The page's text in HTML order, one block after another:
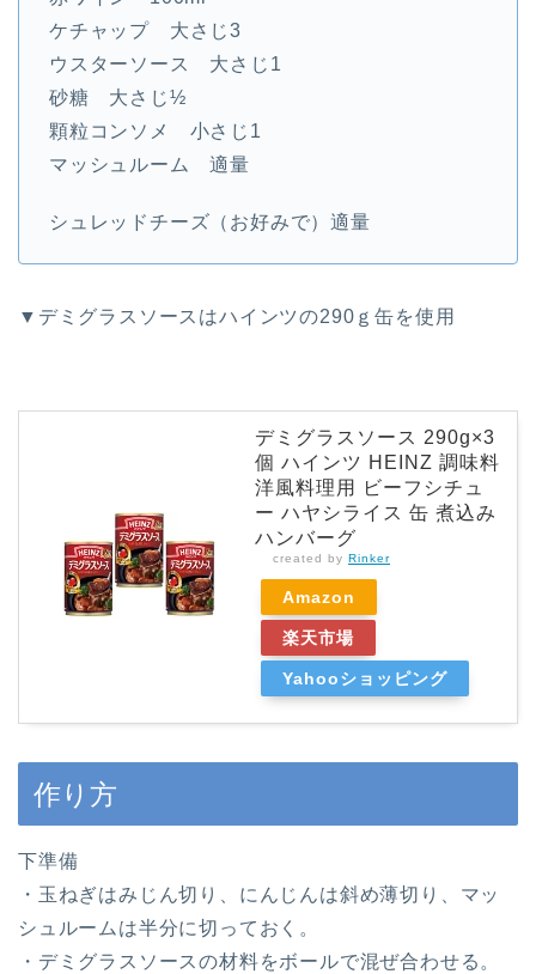
ケチャップ 大さじ3
ウスターソース 大さじ1
砂糖 大さじ½
顆粒コンソメ 小さじ1
マッシュルーム 適量
シュレッドチーズ（お好みで）適量
▼デミグラスソースはハインツの290ｇ缶を使用
デミグラスソース 290g×3
個 ハインツ HEINZ 調味料
洋風料理用 ビーフシチュ
ー ハヤシライス 缶 煮込み
ハンバーグ
created by Rinker
Amazon
楽天市場
Yahooショッピング
作り方
下準備
・玉ねぎはみじん切り、にんじんは斜め薄切り、マッ
シュルームは半分に切っておく。
・デミグラスソースの材料をボールで混ぜ合わせる。